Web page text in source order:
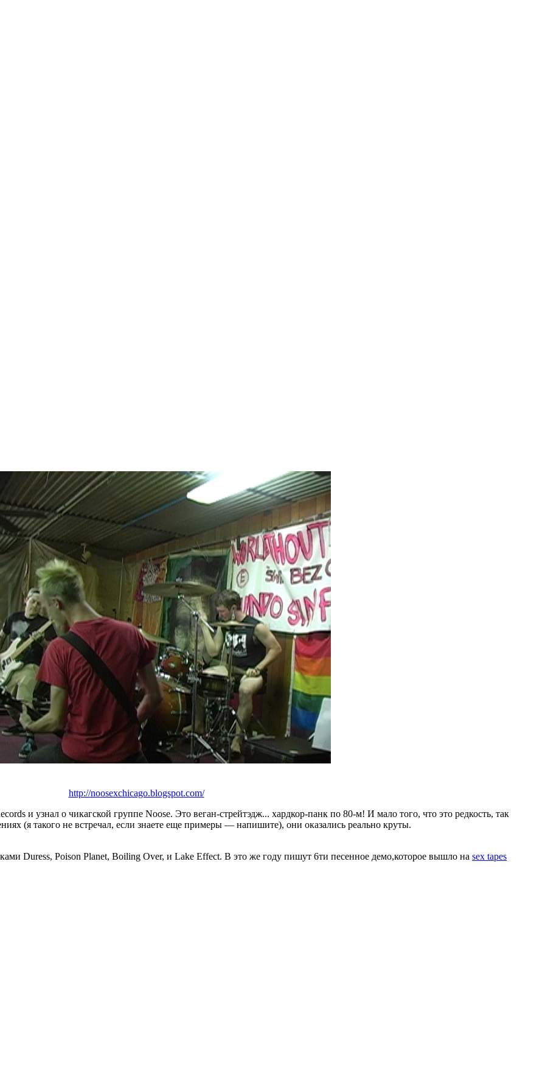
http://noosexchicago.blogspot.com/
и узнал о чикагской группе Noose. Это веган-стрейтэдж... хардкор-панк по 80-м! И мало того, что это редкость, так
(я такого не встречал, если знаете еще примеры — напишите), они оказались реально круты.
Duress, Poison Planet, Boiling Over, и Lake Effect. В это же году пишут 6ти песенное демо,которое вышло на sex tapes